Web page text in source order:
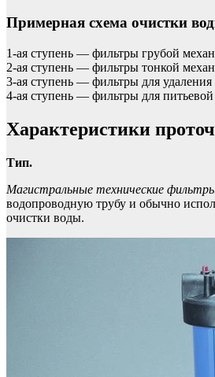
Примерная схема очистки
1-ая ступень — фильтры грубой
2-ая ступень — фильтры тонкой
3-ая ступень — фильтры для
4-ая ступень — фильтры для
Характеристики
Тип.
Магистральные технические
водопроводную трубу и обычно
очистки воды.